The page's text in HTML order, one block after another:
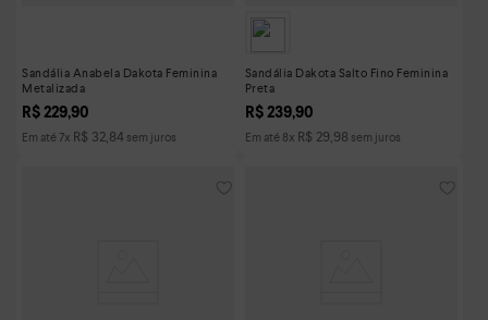
Sandália Anabela Dakota Feminina
Metalizada
R$ 229,90
Em até 7x R$ 32,84 sem juros
Sandália Dakota Salto Fino Feminina
Preta
R$ 239,90
Em até 8x R$ 29,98 sem juros